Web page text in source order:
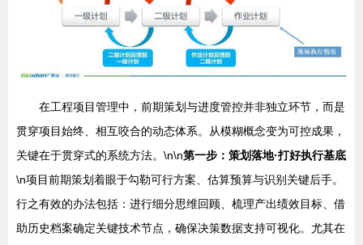
在工程项目管理中，前期策划与进度管控并非独立环节，而是
贯穿项目始终、相互咬合的动态体系。从模糊概念变为可控成果，
关键在于贯穿式的系统方法。\n\n第一步：策划落地·打好执行基底
\n项目前期策划着眼于勾勒可行方案、估算预算与识别关键后手。
行之有效的办法包括：进行细分思维回顾、梳理产出绩效目标、借
助历史档案确定关键技术节点，确保决策数据支持可视化。尤其在